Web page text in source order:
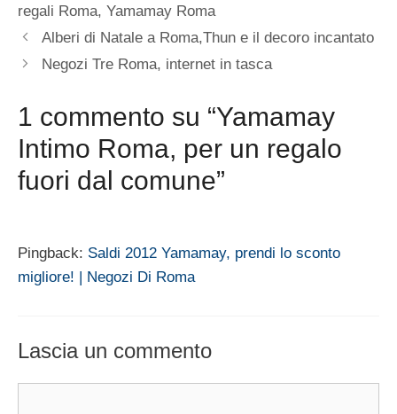
regali Roma, Yamamay Roma
Alberi di Natale a Roma,Thun e il decoro incantato
Negozi Tre Roma, internet in tasca
1 commento su “Yamamay
Intimo Roma, per un regalo
fuori dal comune”
Pingback: Saldi 2012 Yamamay, prendi lo sconto
migliore! | Negozi Di Roma
Lascia un commento